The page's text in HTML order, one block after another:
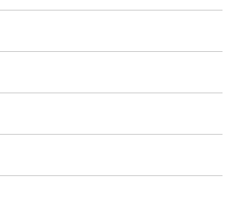
Produktseite